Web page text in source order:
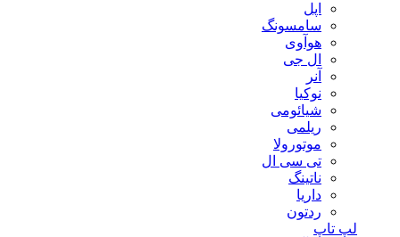
اپل
سامسونگ
هوآوی
ال جی
آنر
نوکیا
شیائومی
ریلمی
موتورولا
تی سی ال
ناتینگ
داریا
ردتون
لپ تاپ